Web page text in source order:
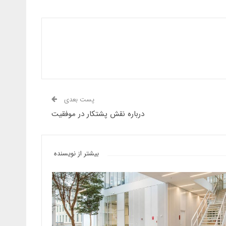
پست بعدی
درباره نقش پشتکار در موفقیت
بیشتر از نویسنده